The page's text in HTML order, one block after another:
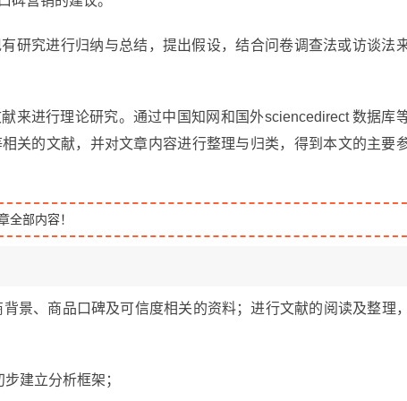
研究进行归纳与总结，提出假设，结合问卷调查法或访谈法
来进行理论研究。通过中国知网和国外sciencedirect 数据库
关的文献，并对文章内容进行整理与归类，得到本文的主要
全部内容！
景、商品口碑及可信度相关的资料；进行文献的阅读及整理
建立分析框架；